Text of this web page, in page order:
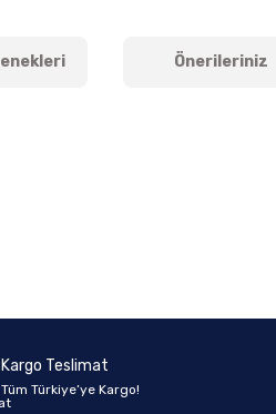
Önerileriniz
Kargo Teslimat
Tüm Türkiye’ye Kargo!